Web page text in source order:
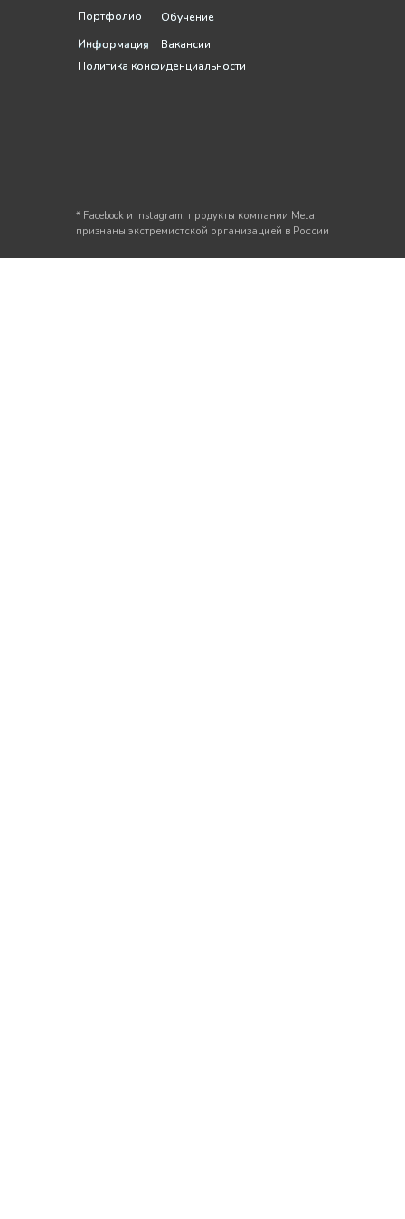
Портфолио
Обучение
Информация
Вакансии
Политика конфиденциальности
Портфолио Обучение
Информация
Вакансии
Политика конфиденциальности
* Facebook и Instagram, продукты компании Meta,
признаны экстремистской организацией в России